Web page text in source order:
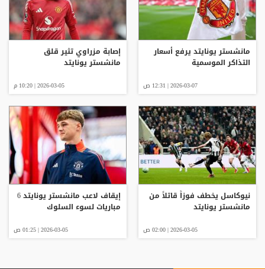
مانشستر يونايتد يرفع أسعار
التذاكر الموسمية
2026-03-07 | 12:31 ص
إصابة مزراوي تثير قلق
مانشستر يونايتد
2026-03-05 | 10:20 م
نيوكاسل يخطف فوزاً قاتلاً من
مانشستر يونايتد
2026-03-05 | 02:00 ص
إيقاف لاعب مانشستر يونايتد 6
مباريات لسوء السلوك
2026-03-05 | 01:25 ص